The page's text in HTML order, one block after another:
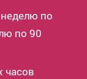
по
по 90
часов